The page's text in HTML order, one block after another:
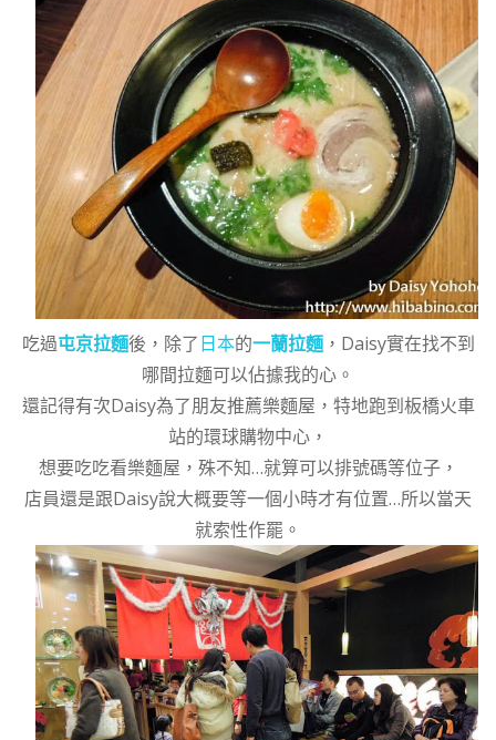
吃過屯京拉麵後，除了日本的一蘭拉麵，Daisy實在找不到
哪間拉麵可以佔據我的心。
還記得有次Daisy為了朋友推薦樂麵屋，特地跑到板橋火車
站的環球購物中心，
想要吃吃看樂麵屋，殊不知…就算可以排號碼等位子，
店員還是跟Daisy說大概要等一個小時才有位置…所以當天
就索性作罷。